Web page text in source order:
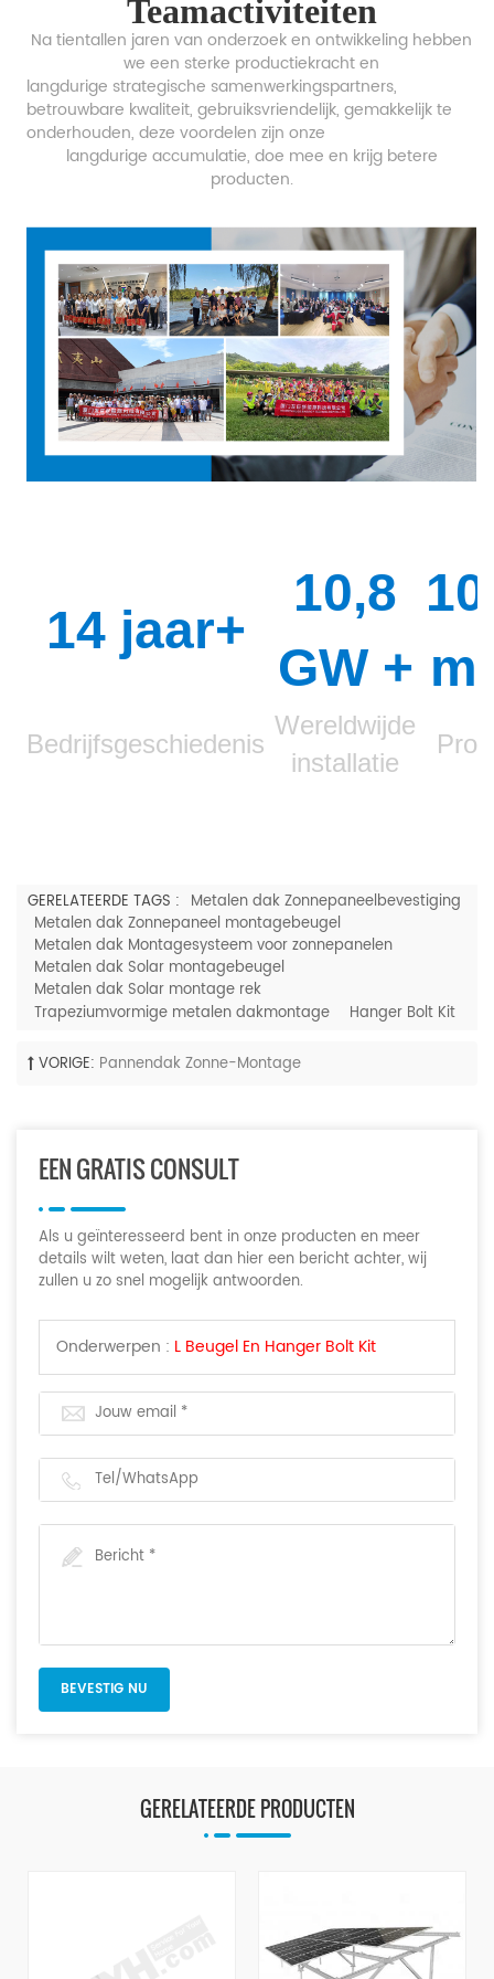
Teamactiviteiten
Na tientallen jaren van onderzoek en ontwikkeling hebben
we een sterke productiekracht en
langdurige strategische samenwerkingspartners,
betrouwbare kwaliteit, gebruiksvriendelijk, gemakkelijk te
onderhouden, deze voordelen zijn onze
langdurige accumulatie, doe mee en krijg betere
producten.
14 jaar+
10,8
GW +
Bedrijfsgeschiedenis
Wereldwijde
installatie
GERELATEERDE TAGS : Metalen dak Zonnepaneelbevestiging
Metalen dak Zonnepaneel montagebeugel
Metalen dak Montagesysteem voor zonnepanelen
Metalen dak Solar montagebeugel
Metalen dak Solar montage rek
Trapeziumvormige metalen dakmontage
Hanger Bolt Kit
VORIGE: Pannendak Zonne-Montage
EEN GRATIS CONSULT
Als u geïnteresseerd bent in onze producten en meer
details wilt weten, laat dan hier een bericht achter, wij
zullen u zo snel mogelijk antwoorden.
Onderwerpen : L Beugel En Hanger Bolt Kit
GERELATEERDE PRODUCTEN